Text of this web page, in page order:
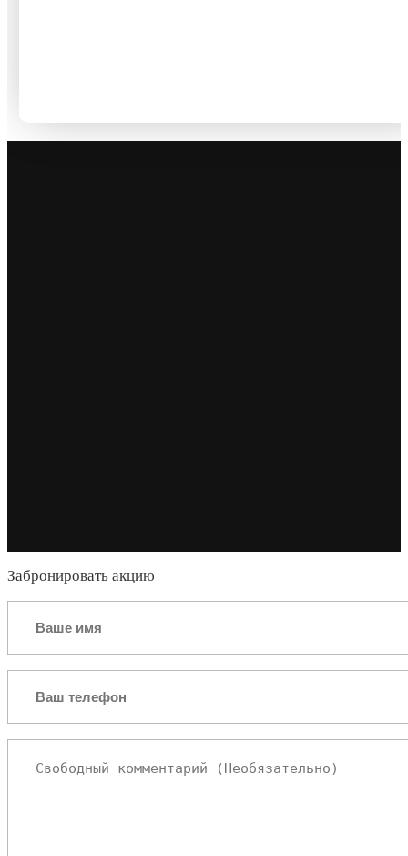
Забронировать акцию